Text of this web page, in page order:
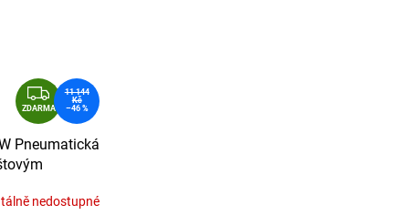
Z
D
A
A
ZDARMA
11 144
Kč
–46 %
Pneumatická
50-
nedostupné